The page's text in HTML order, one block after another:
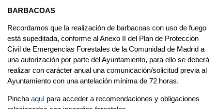
BARBACOAS
Recordamos que la realización de barbacoas con uso de fuego
está supeditada, conforme al Anexo II del Plan de Protección
Civil de Emergencias Forestales de la Comunidad de Madrid a
una autorización por parte del Ayuntamiento, para ello se deberá
realizar con carácter anual una comunicación/solicitud previa al
Ayuntamiento con una antelación mínima de 72 horas.
Pincha aquí para acceder a recomendaciones y obligaciones